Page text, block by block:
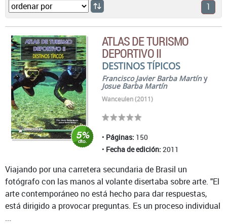
1
ATLAS DE TURISMO
DEPORTIVO II
DESTINOS TÍPICOS
Francisco Javier Barba Martíny
Josue Barba Martín
Wanceulen (2011)
Páginas: 150
Fecha de edición: 2011
Viajando por una carretera secundaria de Brasil un
fotógrafo con las manos al volante disertaba sobre arte. "El
arte contemporáneo no está hecho para dar respuestas,
está dirigido a provocar preguntas. Es un proceso individual
...